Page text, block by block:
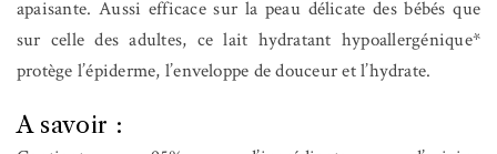
apaisante. Aussi efficace sur la peau délicate des bébés que
sur celle des adultes, ce lait hydratant hypoallergénique*
protège l’épiderme, l’enveloppe de douceur et l’hydrate.
A savoir :